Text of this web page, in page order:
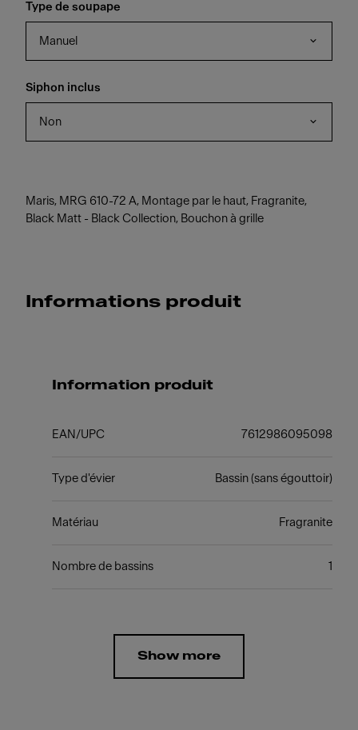
Type de soupape
Manuel
Siphon inclus
Non
Maris, MRG 610-72 A, Montage par le haut, Fragranite,
Black Matt - Black Collection, Bouchon à grille
Informations produit
Information produit
EAN/UPC 7612986095098
Type d'évier Bassin (sans égouttoir)
Matériau Fragranite
Nombre de bassins 1
Show more